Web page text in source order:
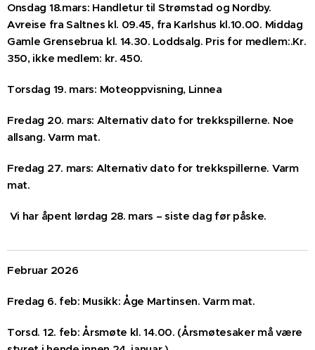
Onsdag 18.mars: Handletur til Strømstad og Nordby.
Avreise fra Saltnes kl. 09.45, fra Karlshus kl.10.00. Middag
Gamle Grensebrua kl. 14.30. Loddsalg. Pris for medlem:.Kr.
350, ikke medlem: kr. 450.
Torsdag 19. mars: Moteoppvisning, Linnea
Fredag 20. mars: Alternativ dato for trekkspillerne. Noe
allsang. Varm mat.
Fredag 27. mars: Alternativ dato for trekkspillerne. Varm
mat.
Vi har åpent lørdag 28. mars – siste dag før påske.
Februar 2026
Fredag 6. feb: Musikk: Åge Martinsen. Varm mat.
Torsd. 12. feb: Årsmøte kl. 14.00. (Årsmøtesaker må være